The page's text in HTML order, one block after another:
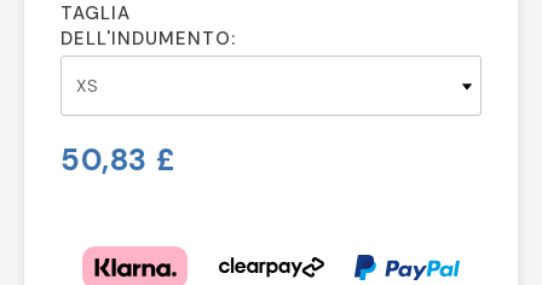
TAGLIA
DELL'INDUMENTO:
50,83 £